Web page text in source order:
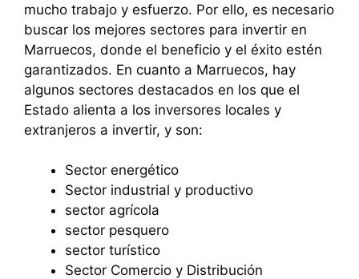
mucho trabajo y esfuerzo. Por ello, es necesario
buscar los mejores sectores para invertir en
Marruecos, donde el beneficio y el éxito estén
garantizados. En cuanto a Marruecos, hay
algunos sectores destacados en los que el
Estado alienta a los inversores locales y
extranjeros a invertir, y son:
Sector energético
Sector industrial y productivo
sector agrícola
sector pesquero
sector turístico
Sector Comercio y Distribución